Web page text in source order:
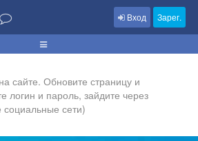
Вход Зарег.
сайте. Обновите страницу и
логин и пароль, зайдите через
социальные сети)